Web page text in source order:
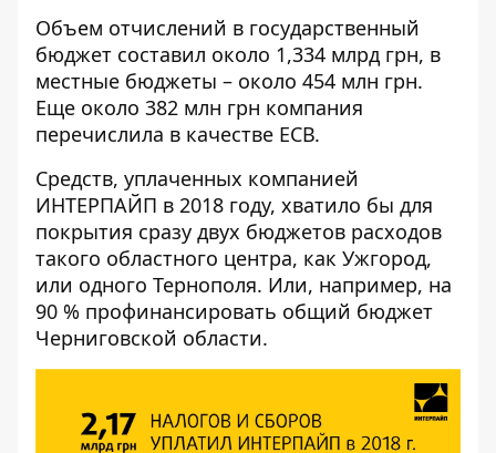
Объем отчислений в государственный
бюджет составил около 1,334 млрд грн, в
местные бюджеты – около 454 млн грн.
Еще около 382 млн грн компания
перечислила в качестве ЕСВ.
Средств, уплаченных компанией
ИНТЕРПАЙП в 2018 году, хватило бы для
покрытия сразу двух бюджетов расходов
такого областного центра, как Ужгород,
или одного Тернополя. Или, например, на
90 % профинансировать общий бюджет
Черниговской области.